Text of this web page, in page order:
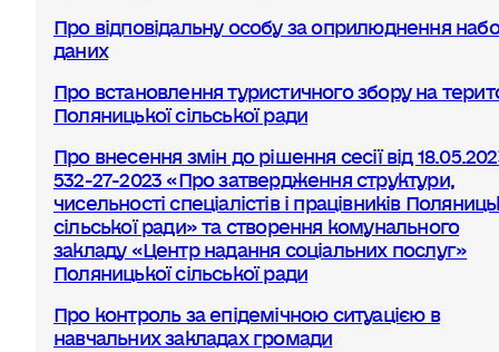
Про відповідальну особу за оприлюднення
даних
Про встановлення туристичного збору на
Поляницької сільської ради
Про внесення змін до рішення сесії від
532-27-2023 «Про затвердження структури,
чисельності спеціалістів і працівників
сільської ради» та створення комунального
закладу «Центр надання соціальних послуг»
Поляницької сільської ради
Про контроль за епідемічною ситуацією в
навчальних закладах громади